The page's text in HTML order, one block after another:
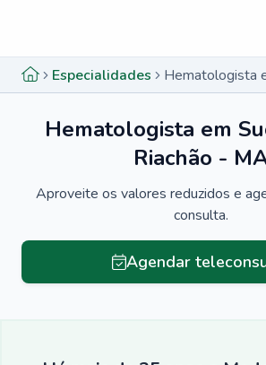
Especialidades
Hematologista em
Riachão -
Aproveite os valores reduzidos e
consulta.
Agendar